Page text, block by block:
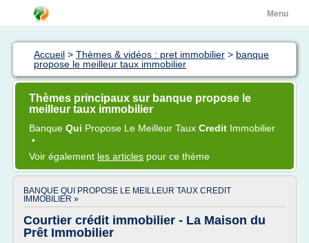
Menu
Accueil > Thèmes & vidéos : pret immobilier > banque
propose le meilleur taux immobilier
Thèmes principaux sur banque propose le
meilleur taux immobilier
Banque Qui Propose Le Meilleur Taux Credit Immobilier
•
Voir également les articles pour ce thème
BANQUE QUI PROPOSE LE MEILLEUR TAUX CREDIT
IMMOBILIER »
Courtier crédit immobilier - La Maison du
Prêt Immobilier